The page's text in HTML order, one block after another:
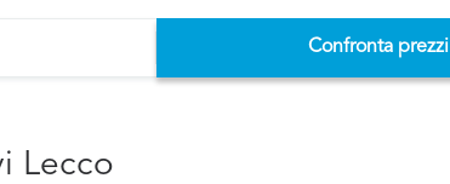
Confronta prezzi
Lecco